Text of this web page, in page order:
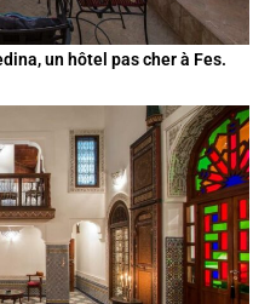
un hôtel pas cher à Fes.